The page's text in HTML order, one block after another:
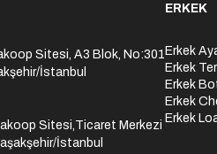
Sitesi, A3 Blok, No:301
İstanbul
Sitesi,Ticaret Merkezi
İstanbul
ERKEK
Erkek
Erkek
Erkek
Erkek
Erkek